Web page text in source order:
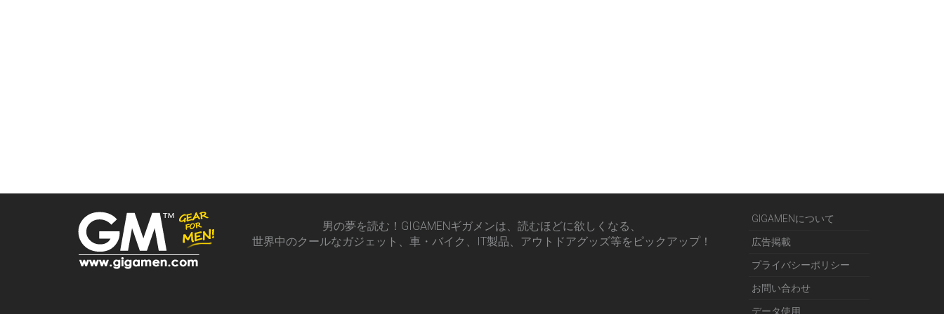
男の夢を読む！GIGAMENギガメンは、読むほどに欲しくなる、
世界中のクールなガジェット、車・バイク、IT製品、アウトドアグッズ等をピックアップ！
GIGAMENについて
広告掲載
プライバシーポリシー
お問い合わせ
データ使用